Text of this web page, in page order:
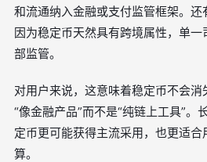
和流通纳入金融或支付监管框架。还
因为稳定币天然具有跨境属性，单
部监管。
对用户来说，这意味着稳定币不会
“像金融产品”而不是“纯链上工具”。
定币更可能获得主流采用，也更适
算。